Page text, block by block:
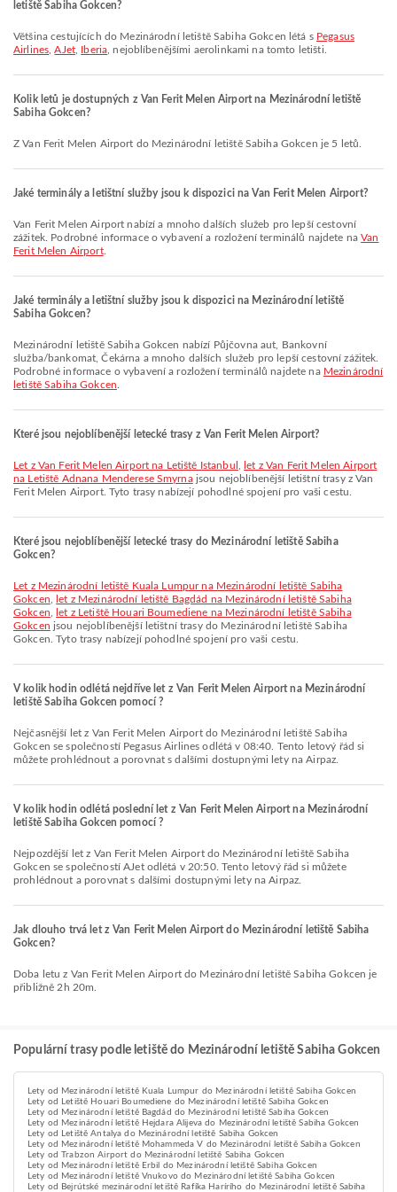
letiště Sabiha Gokcen?
Většina cestujících do Mezinárodní letiště Sabiha Gokcen létá s Pegasus
Airlines ,AJet, Iberia , nejoblíbenějšími aerolinkami na tomto letišti.
Kolik letů je dostupných z Van Ferit Melen Airport na Mezinárodní letiště
Sabiha Gokcen?
Z Van Ferit Melen Airport do Mezinárodní letiště Sabiha Gokcen je 5 letů.
Jaké terminály a letištní služby jsou k dispozici na Van Ferit Melen Airport?
Van Ferit Melen Airport nabízí a mnoho dalších služeb pro lepší cestovní
zážitek. Podrobné informace o vybavení a rozložení terminálů najdete naVan
Ferit Melen Airport.
Jaké terminály a letištní služby jsou k dispozici na Mezinárodní letiště
Sabiha Gokcen?
Mezinárodní letiště Sabiha Gokcen nabízí Půjčovna aut, Bankovní
služba/bankomat, Čekárna a mnoho dalších služeb pro lepší cestovní zážitek.
Podrobné informace o vybavení a rozložení terminálů najdete na Mezinárodní
letiště Sabiha Gokcen
Které jsou nejoblíbenější letecké trasy z Van Ferit Melen Airport?
let z Van Ferit Melen Airport na Letiště Istanbul
let z Van Ferit Melen Airport
na Letiště Adnana Menderese Smyrnajsou nejoblíbenější letištní trasy z Van
Ferit Melen Airport. Tyto trasy nabízejí pohodlné spojení pro vaši cestu.
Které jsou nejoblíbenější letecké trasy do Mezinárodní letiště Sabiha
Gokcen?
let z Mezinárodní letiště Kuala Lumpur na Mezinárodní letiště Sabiha
Gokcen
let z Mezinárodní letiště Bagdád na Mezinárodní letiště Sabiha
Gokcen
let z Letiště Houari Boumediene na Mezinárodní letiště Sabiha
Gokcen jsou nejoblíbenější letištní trasy do Mezinárodní letiště Sabiha
Gokcen. Tyto trasy nabízejí pohodlné spojení pro vaši cestu.
V kolik hodin odlétá nejdříve let z Van Ferit Melen Airport na Mezinárodní
letiště Sabiha Gokcen pomocí ?
Nejčasnější let z Van Ferit Melen Airport do Mezinárodní letiště Sabiha
Gokcen se společností Pegasus Airlines odlétá v 08:40. Tento letový řád si
můžete prohlédnout a porovnat s dalšími dostupnými lety na Airpaz.
V kolik hodin odlétá poslední let z Van Ferit Melen Airport na Mezinárodní
letiště Sabiha Gokcen pomocí ?
Nejpozdější let z Van Ferit Melen Airport do Mezinárodní letiště Sabiha
Gokcen se společností AJet odlétá v 20:50. Tento letový řád si můžete
prohlédnout a porovnat s dalšími dostupnými lety na Airpaz.
Jak dlouho trvá let z Van Ferit Melen Airport do Mezinárodní letiště Sabiha
Gokcen?
Doba letu z Van Ferit Melen Airport do Mezinárodní letiště Sabiha Gokcen je
přibližně 2h 20m.
Populární trasy podle letiště do Mezinárodní letiště Sabiha Gokcen
Lety od Mezinárodní letiště Kuala Lumpur do Mezinárodní letiště Sabiha Gokcen
Lety od Letiště Houari Boumediene do Mezinárodní letiště Sabiha Gokcen
Lety od Mezinárodní letiště Bagdád do Mezinárodní letiště Sabiha Gokcen
Lety od Mezinárodní letiště Hejdara Alijeva do Mezinárodní letiště Sabiha Gokcen
Lety od Letiště Antalya do Mezinárodní letiště Sabiha Gokcen
Lety od Mezinárodní letiště Mohammeda V do Mezinárodní letiště Sabiha Gokcen
Lety od Trabzon Airport do Mezinárodní letiště Sabiha Gokcen
Lety od Mezinárodní letiště Erbil do Mezinárodní letiště Sabiha Gokcen
Lety od Mezinárodní letiště Vnukovo do Mezinárodní letiště Sabiha Gokcen
Lety od Bejrútské mezinárodní letiště Rafíka Harírího do Mezinárodní letiště Sabiha